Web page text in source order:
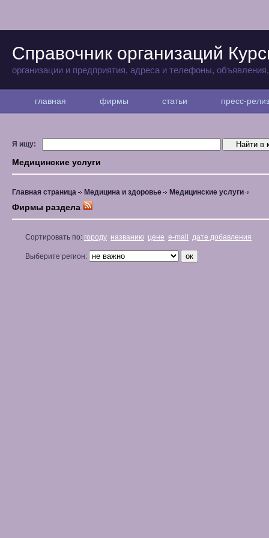
Справочник организаций
организации и предприятия, адреса и телефоны,
главная фирмы статьи пресс-
Я ищу:
Медицинские услуги
Главная страница Медицина и здоровье Медицинские услуги
Фирмы раздела
Сортировать по: городу названию цене e-mail дате добавления
Выберите регион: